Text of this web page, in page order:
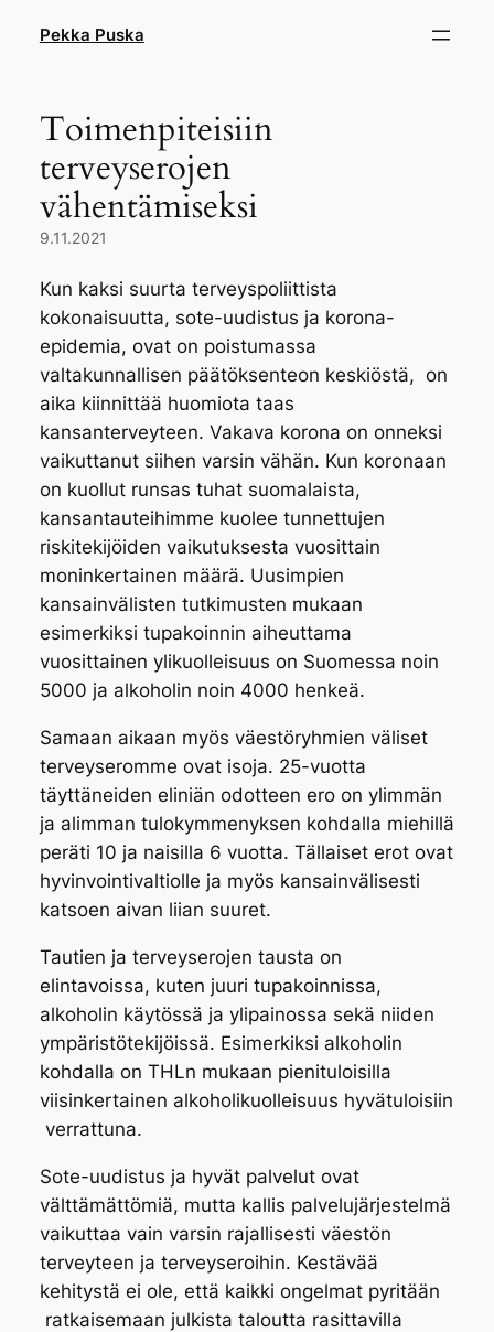
Pekka Puska
Toimenpiteisiin
terveyserojen
vähentämiseksi
9.11.2021
Kun kaksi suurta terveyspoliittista
kokonaisuutta, sote-uudistus ja korona-
epidemia, ovat on poistumassa
valtakunnallisen päätöksenteon keskiöstä, on
aika kiinnittää huomiota taas
kansanterveyteen. Vakava korona on onneksi
vaikuttanut siihen varsin vähän. Kun koronaan
on kuollut runsas tuhat suomalaista,
kansantauteihimme kuolee tunnettujen
riskitekijöiden vaikutuksesta vuosittain
moninkertainen määrä. Uusimpien
kansainvälisten tutkimusten mukaan
esimerkiksi tupakoinnin aiheuttama
vuosittainen ylikuolleisuus on Suomessa noin
5000 ja alkoholin noin 4000 henkeä.
Samaan aikaan myös väestöryhmien väliset
terveyseromme ovat isoja. 25-vuotta
täyttäneiden eliniän odotteen ero on ylimmän
ja alimman tulokymmenyksen kohdalla miehillä
peräti 10 ja naisilla 6 vuotta. Tällaiset erot ovat
hyvinvointivaltiolle ja myös kansainvälisesti
katsoen aivan liian suuret.
Tautien ja terveyserojen tausta on
elintavoissa, kuten juuri tupakoinnissa,
alkoholin käytössä ja ylipainossa sekä niiden
ympäristötekijöissä. Esimerkiksi alkoholin
kohdalla on THLn mukaan pienituloisilla
viisinkertainen alkoholikuolleisuus hyvätuloisiin
verrattuna.
Sote-uudistus ja hyvät palvelut ovat
välttämättömiä, mutta kallis palvelujärjestelmä
vaikuttaa vain varsin rajallisesti väestön
terveyteen ja terveyseroihin. Kestävää
kehitystä ei ole, että kaikki ongelmat pyritään
ratkaisemaan julkista taloutta rasittavilla